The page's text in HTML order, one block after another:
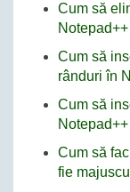
Cum să
Notepad++
Cum să
rânduri în
Cum să
Notepad++
Cum să
fie